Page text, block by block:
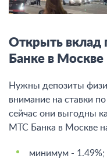
Открыть
Банке в Москве
Нужны депозиты
внимание на ставки
сейчас они выгодны
МТС Банка в Москве
минимум - 1.49%;